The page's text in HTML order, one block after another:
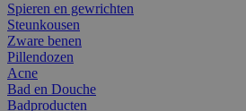
Spieren en gewrichten
Steunkousen
Zware benen
Pillendozen
Acne
Bad en Douche
Badproducten